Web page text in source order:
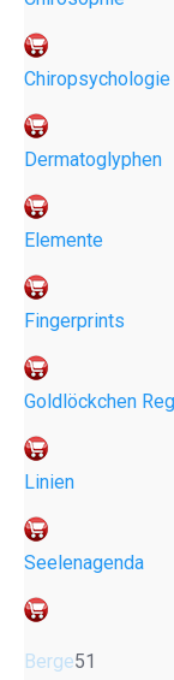
Chiropsychologie
Dermatoglyphen
Elemente
Fingerprints
Goldlöckchen
Linien
Seelenagenda
Berge51